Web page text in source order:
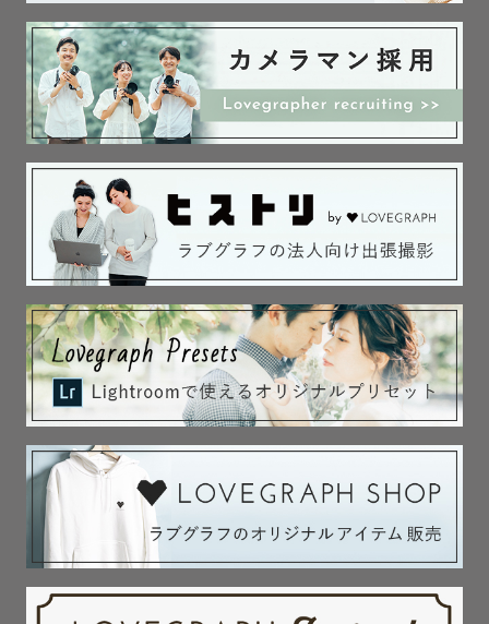
させていただく場合がございます。
ご迷惑をおかけいたしますがよろしくお願いいたします。
〜〜〜〜〜〜〜〜
ウェディングも大好きです。
エモい雰囲気ならお任せください✨
ーカメラマン歴4年目
ーのべ200組以上のご家族を撮影
ーリピーター様多数
ー Instagram フォロワー1.4万人
＊予定が×や△のところも、ご相談いただければ対応可能な
場合がございます。
＊一度DMよりお問い合わせください！
＊リピーター様は割引ございます！
最下部にあります【リピーター様へ】についてをご確認く